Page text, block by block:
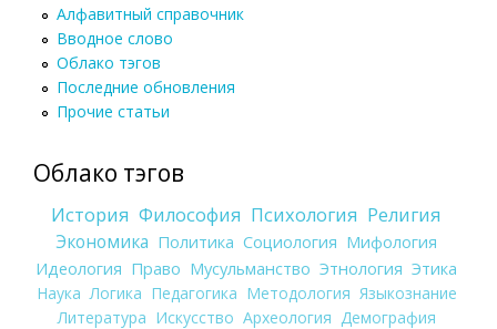
Алфавитный справочник
Вводное слово
Облако тэгов
Последние обновления
Прочие статьи
Облако тэгов
История Философия Психология Религия
Экономика Политика Социология Мифология
Идеология Право Мусульманство Этнология Этика
Наука Логика Педагогика Методология Языкознание
Литература Искусство Археология Демография